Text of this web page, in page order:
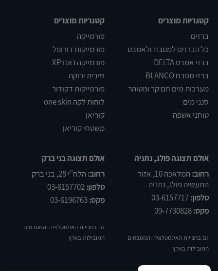
קטגריות מוצרים
ברזים
כל הברזים למטבח ולאמבט
ברזי אמבט DELTA
ברזי מטבח BLANCO
מערכות מים חם קר ומטוהר
סנני מים
טוחני אשפה
קטגריות מוצרים
פורמייקה
פורמייקות דורופל
פורמייקה נאנו XP
סיבית ירוקה
פורמייקות דקודור
לוחות לקה one skin
קוריאן
משטחי קוריאן
אולם תצוגה פולג, נתניה
רחוב:
המלאכה 10, אזור
התעשיה פולג, נתניה
טלפון:03-6157717
פקס:
גם בחנויות האינסטלציה והמטבחים
המובילות בארץ
אולם תצוגה בני ברק
רחוב: הלח”י 28, בני ברק
טלפון:03-6157702
פקס:
גם בחנויות האינסטלציה והמטבחים
המובילות בארץ